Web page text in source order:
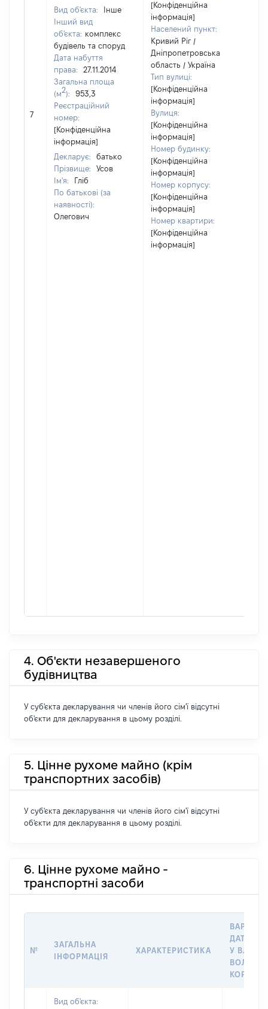
7
Вид об'єкта:
Інше
Інший вид
об'єкта: комплекс
будівель та споруд
Дата набуття
права:
27.11.2014
Загальна площа
(м2):
953,3
Реєстраційний
номер:
[Конфіденційна
інформація]
Декларує:
батько
Прізвище:
Усов
Ім'я:
Гліб
По батькові (за
наявності):
Олегович
[Конфіденційна
інформація]
Населений пункт:
Кривий Ріг /
Дніпропетровська
область / Україна
Тип вулиці:
[Конфіденційна
інформація]
Вулиця:
[Конфіденційна
інформація]
Номер будинку:
[Конфіденційна
інформація]
Номер корпусу:
[Конфіденційна
інформація]
Номер квартири:
[Конфіденційна
інформація]
4. Об'єкти незавершеного
будівництва
У суб'єкта декларування чи членів його сім'ї відсутні
об'єкти для декларування в цьому розділі.
5. Цінне рухоме майно (крім
транспортних засобів)
У суб'єкта декларування чи членів його сім'ї відсутні
об'єкти для декларування в цьому розділі.
6. Цінне рухоме майно -
транспортні засоби
№
ЗАГАЛЬНА
ІНФОРМАЦІЯ
ХАРАКТЕРИСТИКА
ДАТУ
У
Вид об'єкта: